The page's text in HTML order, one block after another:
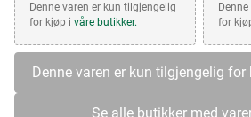
Denne varen er kun tilgjengelig
for kjøp i våre butikker.
for
Denne varen er kun tilgjengelig
Se alle butikker med